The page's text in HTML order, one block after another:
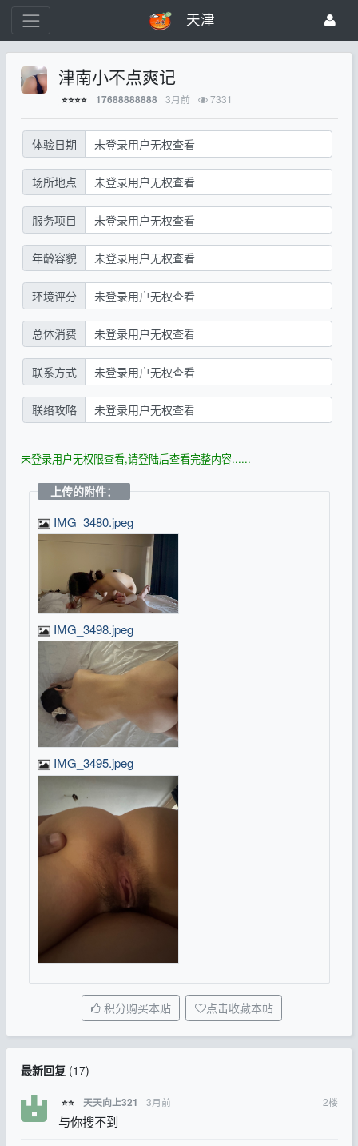
天津
津南小不点爽记
⭐⭐⭐⭐ 17688888888 3月前 7331
体验日期 未登录用户无权查看
场所地点 未登录用户无权查看
服务项目 未登录用户无权查看
年龄容貌 未登录用户无权查看
环境评分 未登录用户无权查看
总体消费 未登录用户无权查看
联系方式 未登录用户无权查看
联络攻略 未登录用户无权查看
未登录用户无权限查看,请登陆后查看完整内容......
上传的附件：
IMG_3480.jpeg
IMG_3498.jpeg
IMG_3495.jpeg
积分购买本贴 点击收藏本帖
最新回复(17)
⭐⭐ 天天向上321 3月前 2楼
与你搜不到